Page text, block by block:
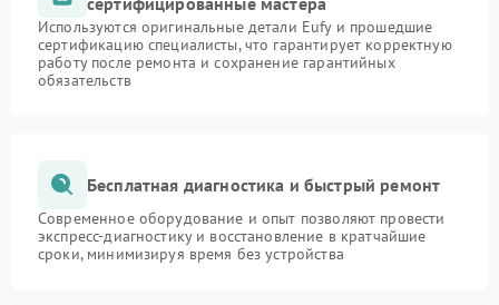
Используются оригинальные детали Eufy и прошедшие
сертификацию специалисты, что гарантирует корректную
работу после ремонта и сохранение гарантийных
обязательств
Бесплатная диагностика и быстрый ремонт
Современное оборудование и опыт позволяют провести
экспресс-диагностику и восстановление в кратчайшие
сроки, минимизируя время без устройства